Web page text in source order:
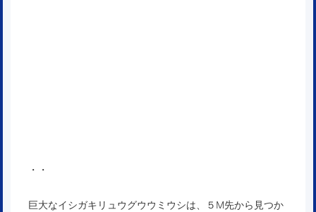
・・
巨大なイシガキリュウグウウミウシは、５M先から見つか